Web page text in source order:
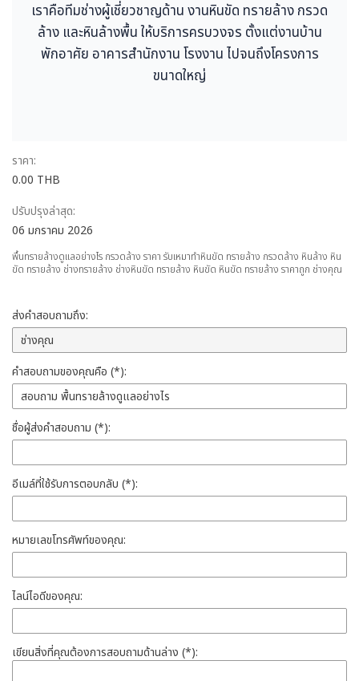
เราคือทีมช่างผู้เชี่ยวชาญด้าน งานหินขัด ทรายล้าง กรวด
ล้าง และหินล้างพื้น ให้บริการครบวงจร ตั้งแต่งานบ้าน
พักอาศัย อาคารสำนักงาน โรงงาน ไปจนถึงโครงการ
ขนาดใหญ่
ราคา:
0.00 THB
ปรับปรุงล่าสุด:
06 มกราคม 2026
พื้นทรายล้างดูแลอย่างไร กรวดล้าง ราคา รับเหมาทำหินขัด ทรายล้าง กรวดล้าง หินล้าง หิน
ขัด ทรายล้าง ช่างทรายล้าง ช่างหินขัด ทรายล้าง หินขัด หินขัด ทรายล้าง ราคาถูก ช่างคุณ
ส่งคำสอบถามถึง:
คำสอบถามของคุณคือ (*):
ชื่อผู้ส่งคำสอบถาม (*):
อีเมล์ที่ใช้รับการตอบกลับ (*):
หมายเลขโทรศัพท์ของคุณ:
ไลน์ไอดีของคุณ:
เขียนสิ่งที่คุณต้องการสอบถามด้านล่าง (*):